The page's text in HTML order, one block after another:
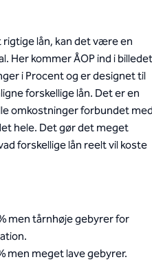
lån, kan det være en
Her kommer ÅOP ind i
i Procent og er designet til
forskellige lån. Det er en
omkostninger forbundet
hele. Det gør det meget
forskellige lån reelt vil koste
men tårnhøje gebyrer for
men meget lave gebyrer.